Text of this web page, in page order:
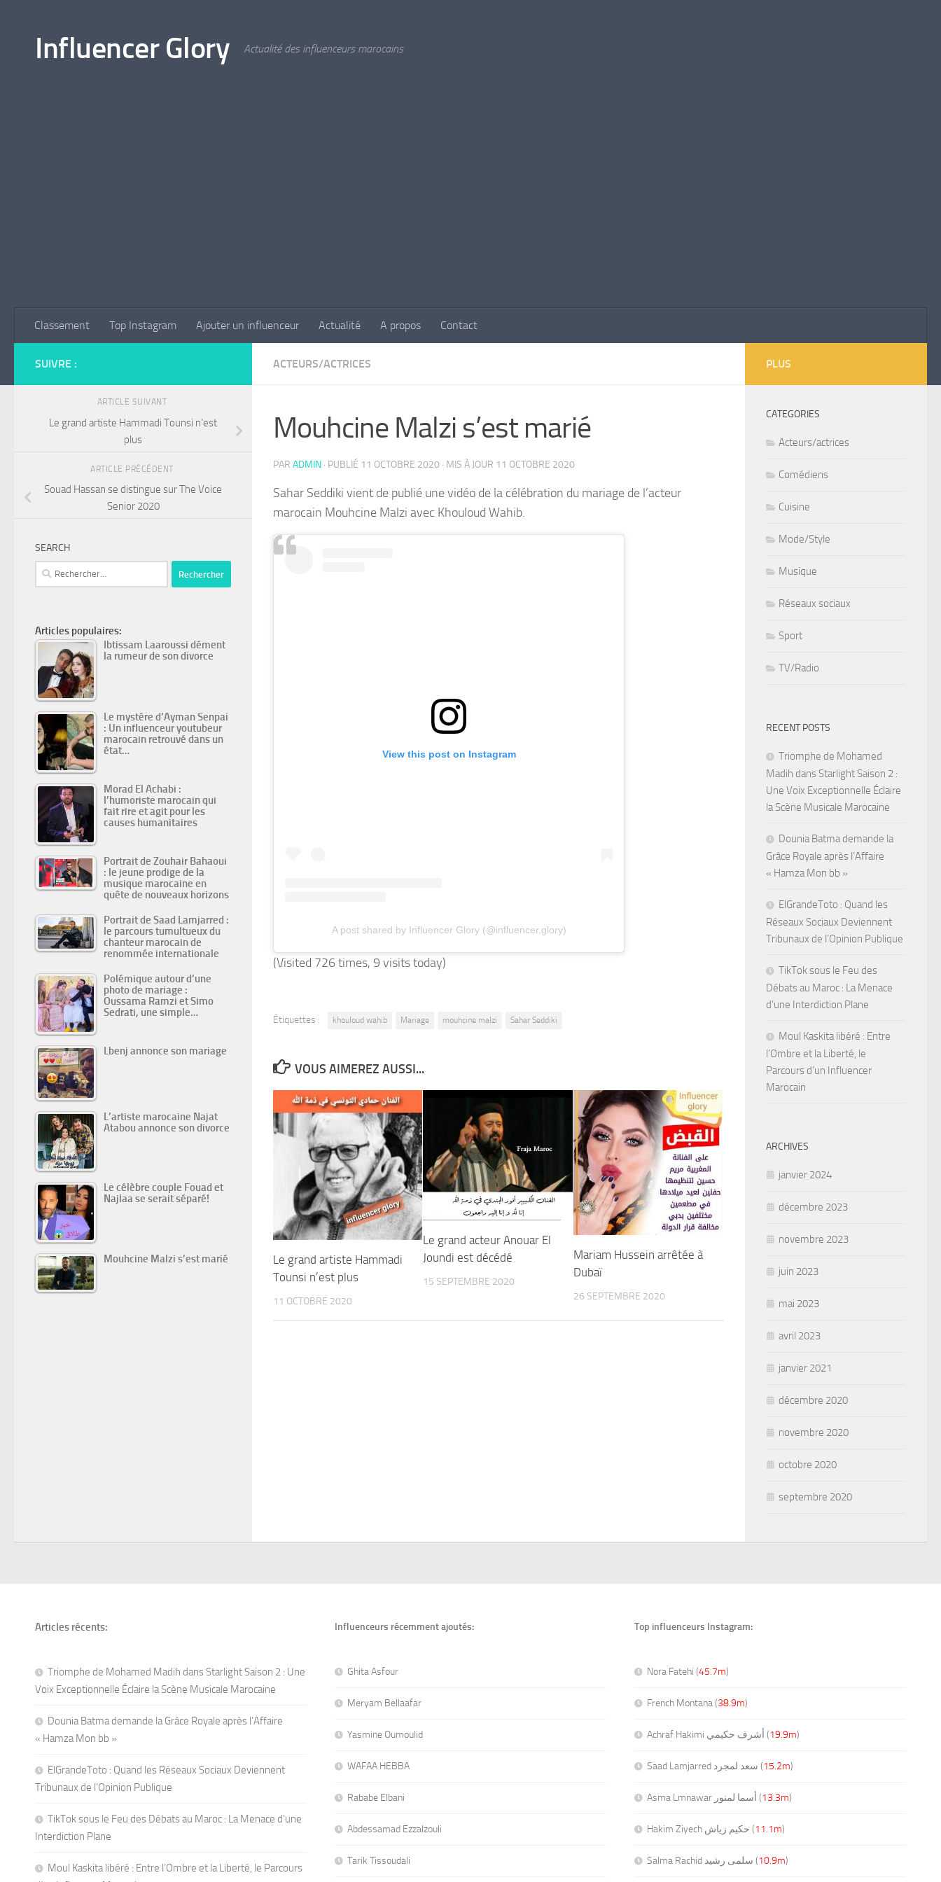
Influencer Glory Actualité des influenceurs marocains
Classement Top Instagram Ajouter un influenceur Actualité A propos Contact
ACTEURS/ACTRICES
Mouhcine Malzi s’est marié
PAR ADMIN · PUBLIÉ 11 OCTOBRE 2020 · MIS À JOUR 11 OCTOBRE 2020
Sahar Seddiki vient de publié une vidéo de la célébration du mariage de l’acteur
marocain Mouhcine Malzi avec Khouloud Wahib.
View this post on Instagram
A post shared by Influencer Glory (@influencer.glory)
(Visited 726 times, 9 visits today)
Étiquettes : khouloud wahib Mariage mouhcine malzi Sahar Seddiki
VOUS AIMEREZ AUSSI...
Le grand artiste Hammadi
Tounsi n’est plus
11 OCTOBRE 2020
Le grand acteur Anouar El
Joundi est décédé
15 SEPTEMBRE 2020
Mariam Hussein arrêtée à
Dubaï
26 SEPTEMBRE 2020
SUIVRE :
ARTICLE SUIVANT
Le grand artiste Hammadi Tounsi n’est
plus
ARTICLE PRÉCÉDENT
Souad Hassan se distingue sur The Voice
Senior 2020
SEARCH
Rechercher :
Articles populaires:
Ibtissam Laaroussi dément
la rumeur de son divorce
Le mystère d’Ayman Senpai
: Un influenceur youtubeur
marocain retrouvé dans un
état…
Morad El Achabi :
l’humoriste marocain qui
fait rire et agit pour les
causes humanitaires
Portrait de Zouhair Bahaoui
: le jeune prodige de la
musique marocaine en
quête de nouveaux horizons
Portrait de Saad Lamjarred :
le parcours tumultueux du
chanteur marocain de
renommée internationale
Polémique autour d’une
photo de mariage :
Oussama Ramzi et Simo
Sedrati, une simple…
Lbenj annonce son mariage
L’artiste marocaine Najat
Atabou annonce son divorce
Le célèbre couple Fouad et
Najlaa se serait séparé!
Mouhcine Malzi s’est marié
PLUS
CATEGORIES
Acteurs/actrices
Comédiens
Cuisine
Mode/Style
Musique
Réseaux sociaux
Sport
TV/Radio
RECENT POSTS
Triomphe de Mohamed
Madih dans Starlight Saison 2 :
Une Voix Exceptionnelle Éclaire
la Scène Musicale Marocaine
Dounia Batma demande la
Grâce Royale après l’Affaire
« Hamza Mon bb »
ElGrandeToto : Quand les
Réseaux Sociaux Deviennent
Tribunaux de l’Opinion Publique
TikTok sous le Feu des
Débats au Maroc : La Menace
d’une Interdiction Plane
Moul Kaskita libéré : Entre
l’Ombre et la Liberté, le
Parcours d’un Influencer
Marocain
ARCHIVES
janvier 2024
décembre 2023
novembre 2023
juin 2023
mai 2023
avril 2023
janvier 2021
décembre 2020
novembre 2020
octobre 2020
septembre 2020
Articles récents:
Triomphe de Mohamed Madih dans Starlight Saison 2 : Une
Voix Exceptionnelle Éclaire la Scène Musicale Marocaine
Dounia Batma demande la Grâce Royale après l’Affaire
« Hamza Mon bb »
ElGrandeToto : Quand les Réseaux Sociaux Deviennent
Tribunaux de l’Opinion Publique
TikTok sous le Feu des Débats au Maroc : La Menace d’une
Interdiction Plane
Moul Kaskita libéré : Entre l’Ombre et la Liberté, le Parcours
Influenceurs récemment ajoutés:
Ghita Asfour
Meryam Bellaafar
Yasmine Oumoulid
WAFAA HEBBA
Rababe Elbani
Abdessamad Ezzalzouli
Tarik Tissoudali
Top influenceurs Instagram:
Nora Fatehi (45.7m)
French Montana (38.9m)
Achraf Hakimi أشرف حكيمي ( 19.9m)
Saad Lamjarred سعد لمجرد ( 15.2m)
Asma Lmnawar أسما لمنور ( 13.3m)
Hakim Ziyech حكيم زياش ( 11.1m)
Salma Rachid سلمى رشيد ( 10.9m)